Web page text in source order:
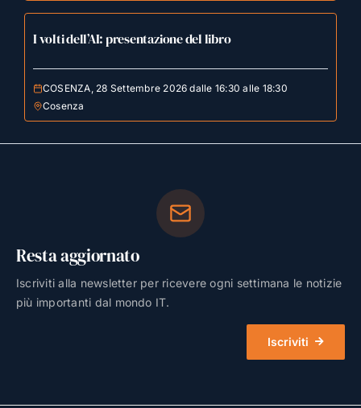
I volti dell’AI: presentazione del libro
COSENZA, 28 Settembre 2026 dalle 16:30 alle 18:30
Cosenza
Resta aggiornato
Iscriviti alla newsletter per ricevere ogni settimana le notizie
più importanti dal mondo IT.
Iscriviti